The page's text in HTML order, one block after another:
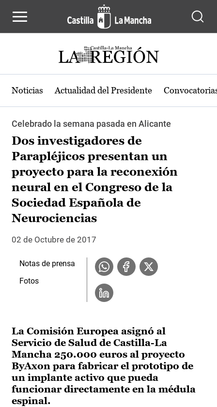
Noticias Actualidad del Presidente
Celebrado la semana pasada en Alicante
Dos investigadores de
Parapléjicos presentan un
proyecto para la reconexión
neural en el Congreso de la
Sociedad Española de
Neurociencias
02 de Octubre de 2017
La Comisión Europea asignó al
Servicio de Salud de Castilla-La
Mancha 250.000 euros al proyecto
ByAxon para fabricar el prototipo de
un implante activo que pueda
funcionar directamente en la médula
espinal.
Notas de prensa
Fotos